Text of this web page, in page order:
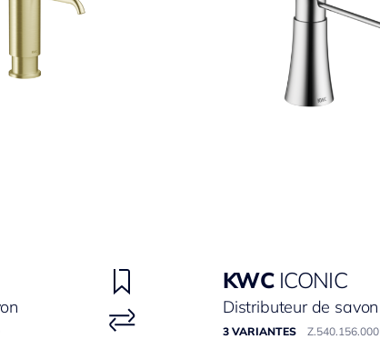
KWC ICONIC
Distributeur de savon
3 VARIANTES Z.540.156.000